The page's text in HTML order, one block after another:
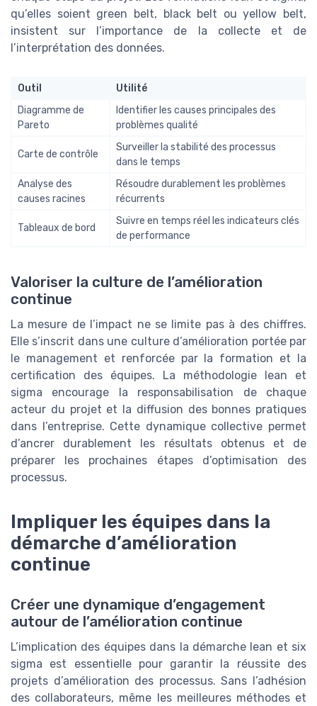
qu’elles soient green belt, black belt ou yellow belt,
insistent sur l’importance de la collecte et de
l’interprétation des données.
Outil
Utilité
Diagramme de
Pareto
Identifier les causes principales des
problèmes qualité
Carte de contrôle
Surveiller la stabilité des processus
dans le temps
Analyse des
causes racines
Résoudre durablement les problèmes
récurrents
Tableaux de bord
Suivre en temps réel les indicateurs clés
de performance
Valoriser la culture de l’amélioration
continue
La mesure de l’impact ne se limite pas à des chiffres.
Elle s’inscrit dans une culture d’amélioration portée par
le management et renforcée par la formation et la
certification des équipes. La méthodologie lean et
sigma encourage la responsabilisation de chaque
acteur du projet et la diffusion des bonnes pratiques
dans l’entreprise. Cette dynamique collective permet
d’ancrer durablement les résultats obtenus et de
préparer les prochaines étapes d’optimisation des
processus.
Impliquer les équipes dans la
démarche d’amélioration
continue
Créer une dynamique d’engagement
autour de l’amélioration continue
L’implication des équipes dans la démarche lean et six
sigma est essentielle pour garantir la réussite des
projets d’amélioration des processus. Sans l’adhésion
des collaborateurs, même les meilleures méthodes et